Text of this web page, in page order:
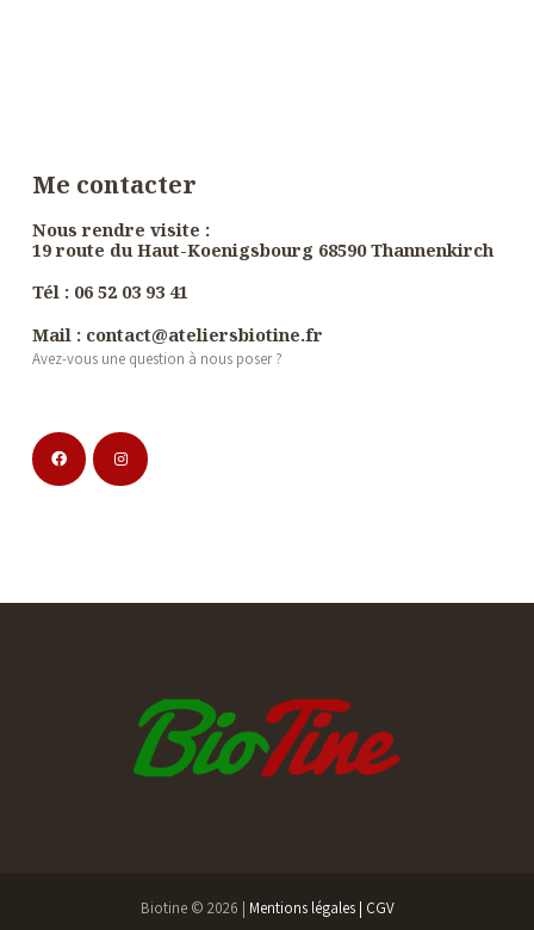
Me contacter
Nous rendre visite :
19 route du Haut-Koenigsbourg 68590 Thannenkirch
Tél : 06 52 03 93 41
Mail : contact@ateliersbiotine.fr
Avez-vous une question à nous poser ?
Biotine © 2026 | Mentions légales | CGV